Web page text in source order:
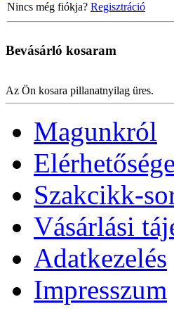
Nincs még fiókja? Regisztráció
Bevásárló kosaram
Az Ön kosara pillanatnyilag üres.
Magunkról
Szakcikk-
Vásárlási
Adatkezelés
Impresszum